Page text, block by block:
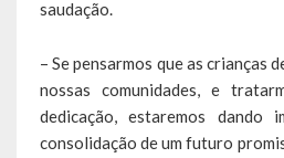
de Vila Seca
A História da Comunidade
A história da Comunidade Católica
saudação.
– Se pensarmos que as crianças
nossas comunidades, e
dedicação, estaremos dando
consolidação de um futuro